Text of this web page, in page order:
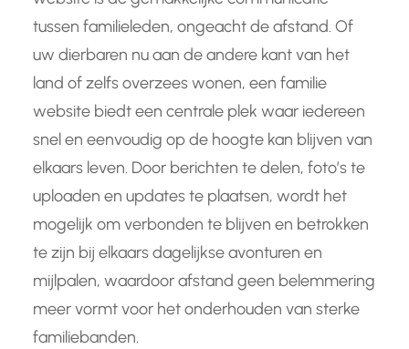
tussen familieleden, ongeacht de afstand. Of
uw dierbaren nu aan de andere kant van het
land of zelfs overzees wonen, een familie
website biedt een centrale plek waar iedereen
snel en eenvoudig op de hoogte kan blijven van
elkaars leven. Door berichten te delen, foto’s te
uploaden en updates te plaatsen, wordt het
mogelijk om verbonden te blijven en betrokken
te zijn bij elkaars dagelijkse avonturen en
mijlpalen, waardoor afstand geen belemmering
meer vormt voor het onderhouden van sterke
familiebanden.